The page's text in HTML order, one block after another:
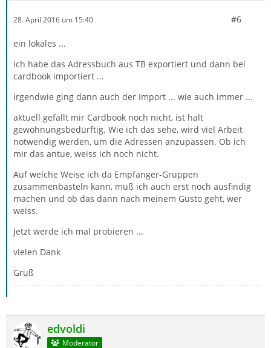
28. April 2016 um 15:40 #6
ein lokales ...
ich habe das Adressbuch aus TB exportiert und dann bei
cardbook importiert ...
irgendwie ging dann auch der Import ... wie auch immer ...
aktuell gefällt mir Cardbook noch nicht, ist halt
gewöhnungsbedürftig. Wie ich das sehe, wird viel Arbeit
notwendig werden, um die Adressen anzupassen. Ob ich
mir das antue, weiss ich noch nicht.
Auf welche Weise ich da Empfänger-Gruppen
zusammenbasteln kann, muß ich auch erst noch ausfindig
machen und ob das dann nach meinem Gusto geht, wer
weiss.
Jetzt werde ich mal probieren ...
vielen Dank
Gruß
edvoldi
Moderator